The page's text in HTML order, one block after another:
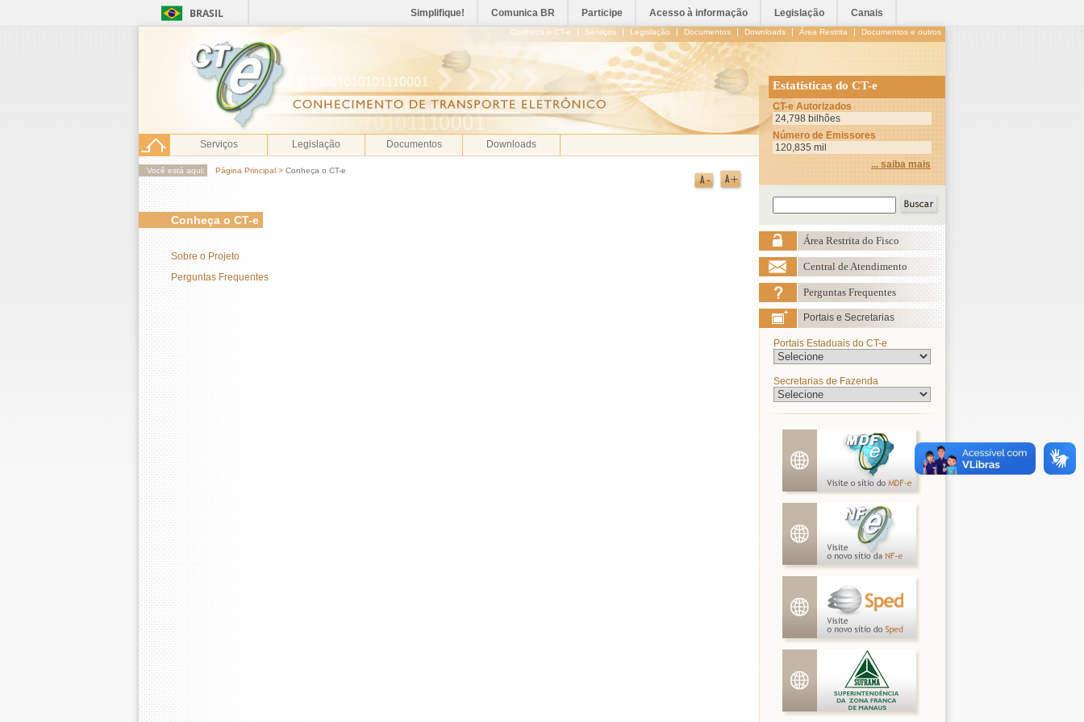
BRASIL Simplifique! Comunica BR Participe Acesso à informação Legislação Canais
Conheça o CT-e | Serviços | Legislação | Documentos | Downloads | Área Restrita | Documentos e outros
Serviços Legislação Documentos Downloads
Estatísticas do CT-e
CT-e Autorizados
24,798 bilhões
Número de Emissores
120,835 mil
... saiba mais
Área Restrita do Fisco
Central de Atendimento
Perguntas Frequentes
Portais e Secretarias
Portais Estaduais do CT-e
Secretarias de Fazenda
Você está aqui: Página Principal > Conheça o CT-e
Conheça o CT-e
Sobre o Projeto
Perguntas Frequentes